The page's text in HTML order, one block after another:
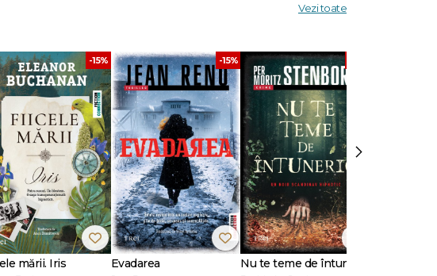
Vezi toate
-15%
mării. Iris
-15%
Evadarea Nu te teme de întuneric
›